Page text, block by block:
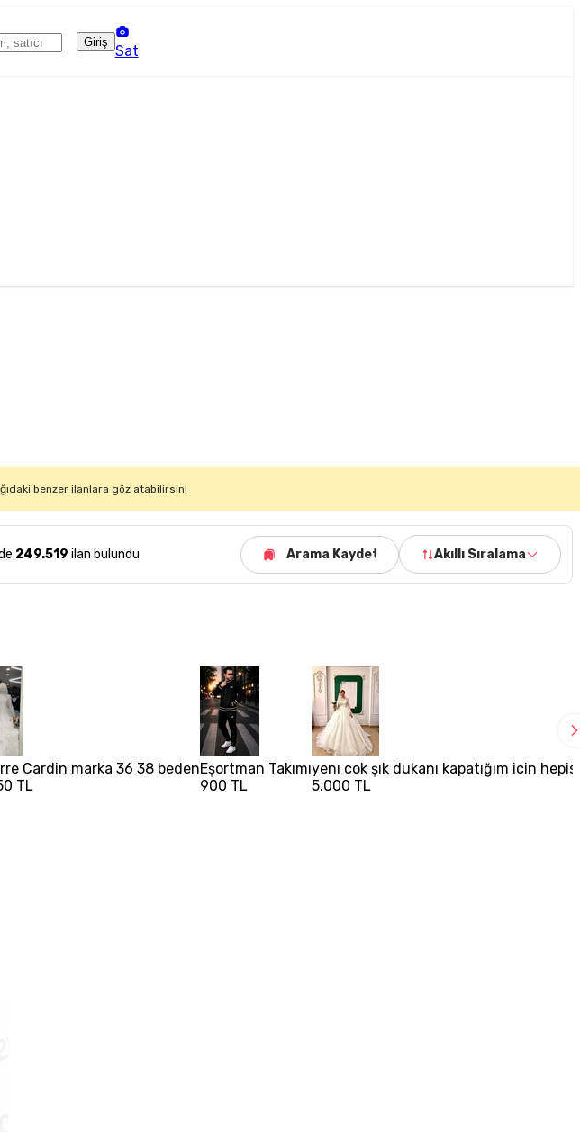
Giriş
Sat
benzer ilanlara göz atabilirsin!
249.519 ilan bulundu Arama Kaydet Akıllı Sıralama
Cardin marka 36 38 beden
TL
Eşortman Takımı
900 TL
yenı cok şık dukanı kapatığım icin
5.000 TL